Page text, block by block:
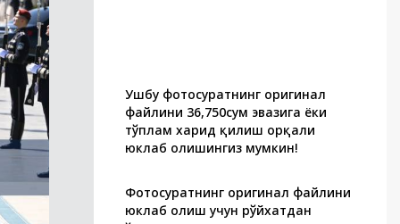
Ушбу фотосуратнинг оригинал
файлини 36,750сум эвазига ёки
тўплам харид қилиш орқали
юклаб олишингиз мумкин!
Фотосуратнинг оригинал файлини
юклаб олиш учун рўйхатдан